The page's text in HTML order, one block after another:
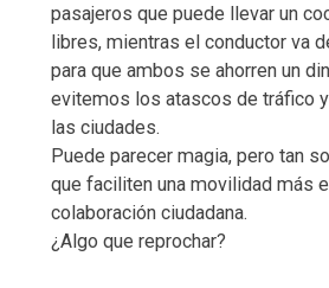
pasajeros que puede llevar un
libres, mientras el conductor va
para que ambos se ahorren un
evitemos los atascos de tráfico
las ciudades.
Puede parecer magia, pero tan
que faciliten una movilidad más
colaboración ciudadana.
¿Algo que reprochar?